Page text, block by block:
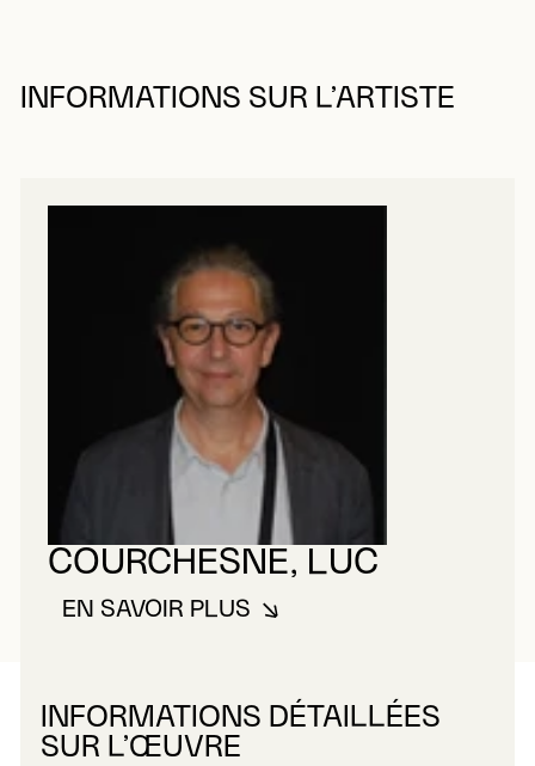
INFORMATIONS SUR L’ARTISTE
COURCHESNE, LUC
EN SAVOIR PLUSÀ PROPOS DE COURCHESNE,
INFORMATIONS DÉTAILLÉES
SUR L’ŒUVRE